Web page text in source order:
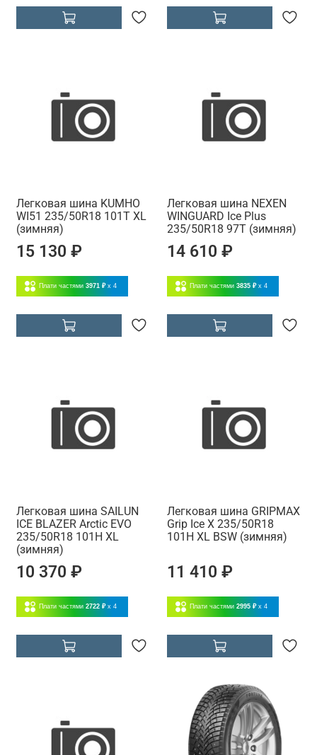
Легковая шина KUMHO
WI51 235/50R18 101T XL
(зимняя)
15 130 ₽
Плати частями 3971 ₽ x 4
Легковая шина NEXEN
WINGUARD Ice Plus
235/50R18 97T (зимняя)
14 610 ₽
Плати частями 3835 ₽ x 4
Легковая шина SAILUN
ICE BLAZER Arctic EVO
235/50R18 101H XL
(зимняя)
10 370 ₽
Плати частями 2722 ₽ x 4
Легковая шина GRIPMAX
Grip Ice X 235/50R18
101H XL BSW (зимняя)
11 410 ₽
Плати частями 2995 ₽ x 4